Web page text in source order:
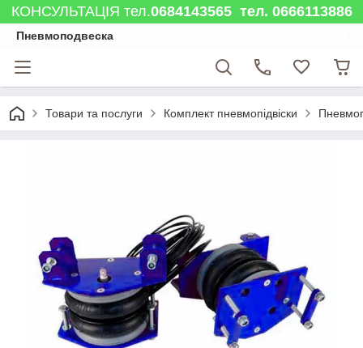
КОНСУЛЬТАЦІЯ тел.0684143565 тел. 0666113886
Пневмоподвеска
Товари та послуги Комплект пневмопідвіски